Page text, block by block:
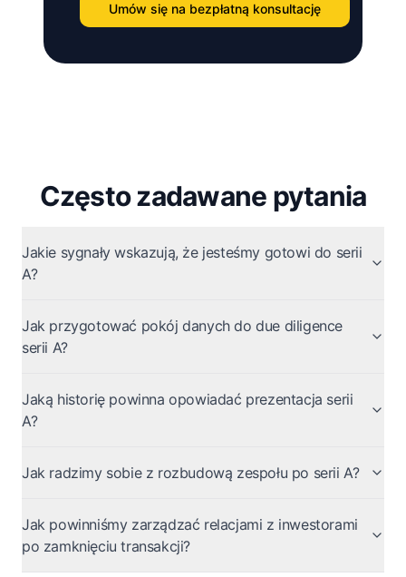
Umów się na bezpłatną konsultację
Często zadawane pytania
Jakie sygnały wskazują, że jesteśmy gotowi do serii
A?
Jak przygotować pokój danych do due diligence
serii A?
Jaką historię powinna opowiadać prezentacja serii
A?
Jak radzimy sobie z rozbudową zespołu po serii A?
Jak powinniśmy zarządzać relacjami z inwestorami
po zamknięciu transakcji?